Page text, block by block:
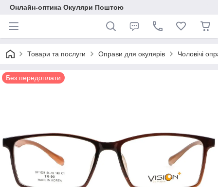
Онлайн-оптика Окуляри Поштою
Товари та послуги Оправи для окулярів Чоловічі
Без передоплати